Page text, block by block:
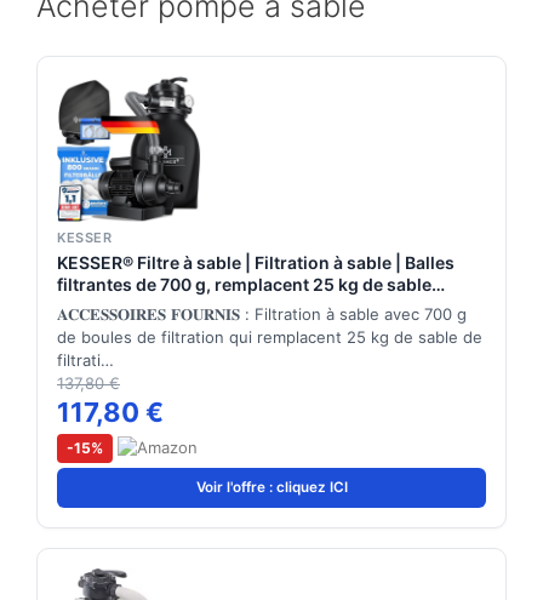
KESSER
KESSER® Filtre à sable | Filtration à sable | Balles
filtrantes de 700 g, remplacent 25 kg de sable
filtrant | Filtre de piscine 10 mġ/h | Système de
filtration | Réservoir filtrant pour piscine, noir
𝐀𝐂𝐂𝐄𝐒𝐒𝐎𝐈𝐑𝐄𝐒 𝐅𝐎𝐔𝐑𝐍𝐈𝐒 : Filtration à sable avec 700 g
de boules de filtration qui remplacent 25 kg de sable de
filtrati…
137,80 €
117,80 €
-15%
Voir l'offre : cliquez ICI